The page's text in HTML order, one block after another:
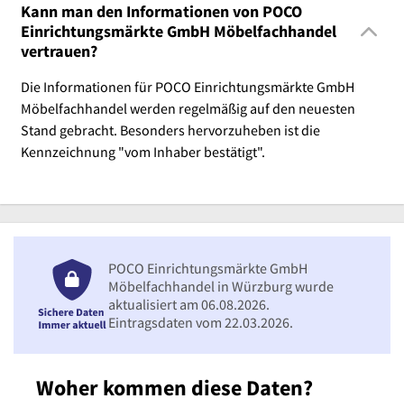
Kann man den Informationen von POCO
Einrichtungsmärkte GmbH Möbelfachhandel
vertrauen?
Die Informationen für POCO Einrichtungsmärkte GmbH
Möbelfachhandel werden regelmäßig auf den neuesten
Stand gebracht. Besonders hervorzuheben ist die
Kennzeichnung "vom Inhaber bestätigt".
Woher kommen diese Daten?
POCO Einrichtungsmärkte GmbH
Möbelfachhandel in Würzburg wurde
aktualisiert am 06.08.2026.
Eintragsdaten vom 22.03.2026.